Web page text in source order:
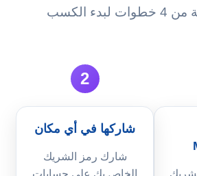
الكسب
2
شاركها في أي مكان
شارك رمز الشريك
الخاص بك على حسابات